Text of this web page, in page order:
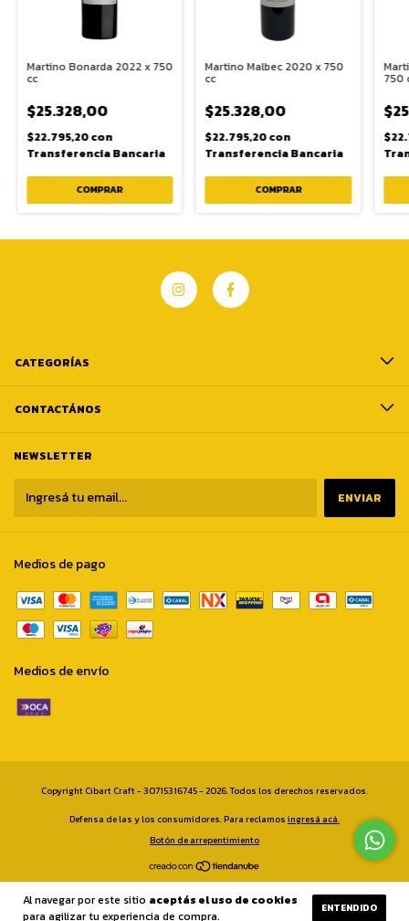
Al navegar por este sitio aceptás el uso de cookies
para agilizar tu experiencia de compra.
ENTENDIDO
Martino Bonarda 2022 x 750
cc
$25.328,00
$22.795,20con
Transferencia Bancaria
Martino Malbec 2020 x 750
cc
$25.328,00
$22.795,20con
Transferencia Bancaria
750
CATEGORÍAS
CONTACTÁNOS
NEWSLETTER
Medios de pago
Medios de envío
Copyright Cibart Craft - 30715316745 - 2026. Todos los derechos reservados.
Defensa de las y los consumidores. Para reclamos ingresá acá.
Botón de arrepentimiento